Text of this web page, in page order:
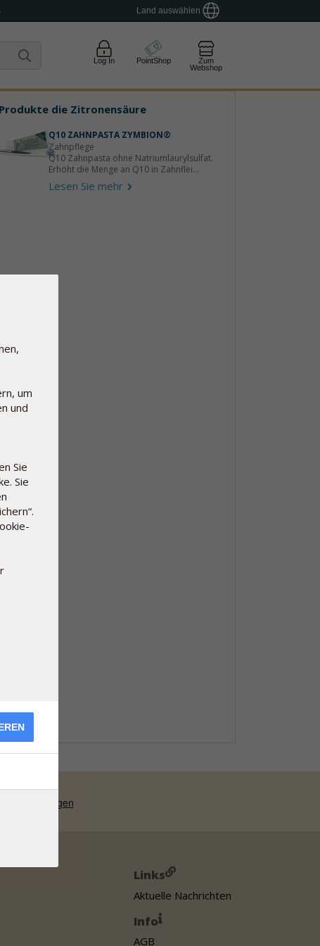
Land auswählen
Log In PointShop
Zum
Webshop
Produkte die Zitronensäure
Q10 ZAHNPASTA ZYMBION®
Zahnpflege
Q10 Zahnpasta ohne Natriumlaurylsulfat.
Erhöht die Menge an Q10 in Zahnflei...
Lesen Sie mehr
Links
Aktuelle Nachrichten
Info
AGB
um
und
Sie
Sie